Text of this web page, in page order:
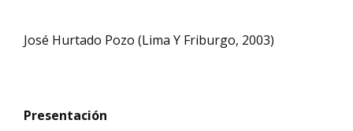
José Hurtado Pozo (Lima Y Friburgo, 2003)
Presentación